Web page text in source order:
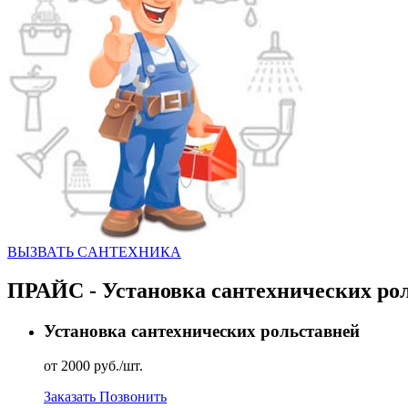
ВЫЗВАТЬ CАНТЕХНИКА
ПРАЙС - Установка сантехнических
Установка сантехнических рольставней
от 2000 руб./шт.
Заказать Позвонить